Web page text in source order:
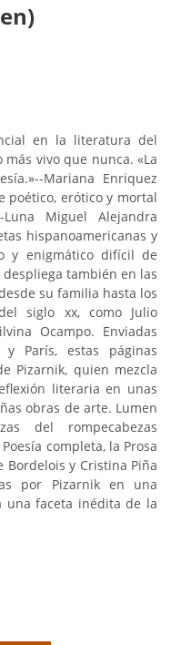
en la literatura del
vivo que nunca. «La
Mariana Enriquez
poético, erótico y mortal
Miguel Alejandra
hispanoamericanas y
y enigmático difícil de
también en las
su familia hasta los
siglo xx, como Julio
Ocampo. Enviadas
y París, estas páginas
Pizarnik, quien mezcla
literaria en unas
obras de arte. Lumen
del rompecabezas
completa, la Prosa
Bordelois y Cristina Piña
por Pizarnik en una
una faceta inédita de la